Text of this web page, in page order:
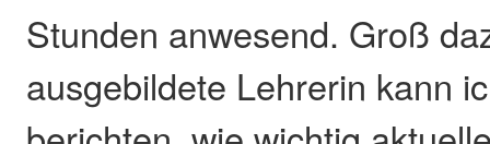
Stunden anwesend. Groß
ausgebildete Lehrerin kann